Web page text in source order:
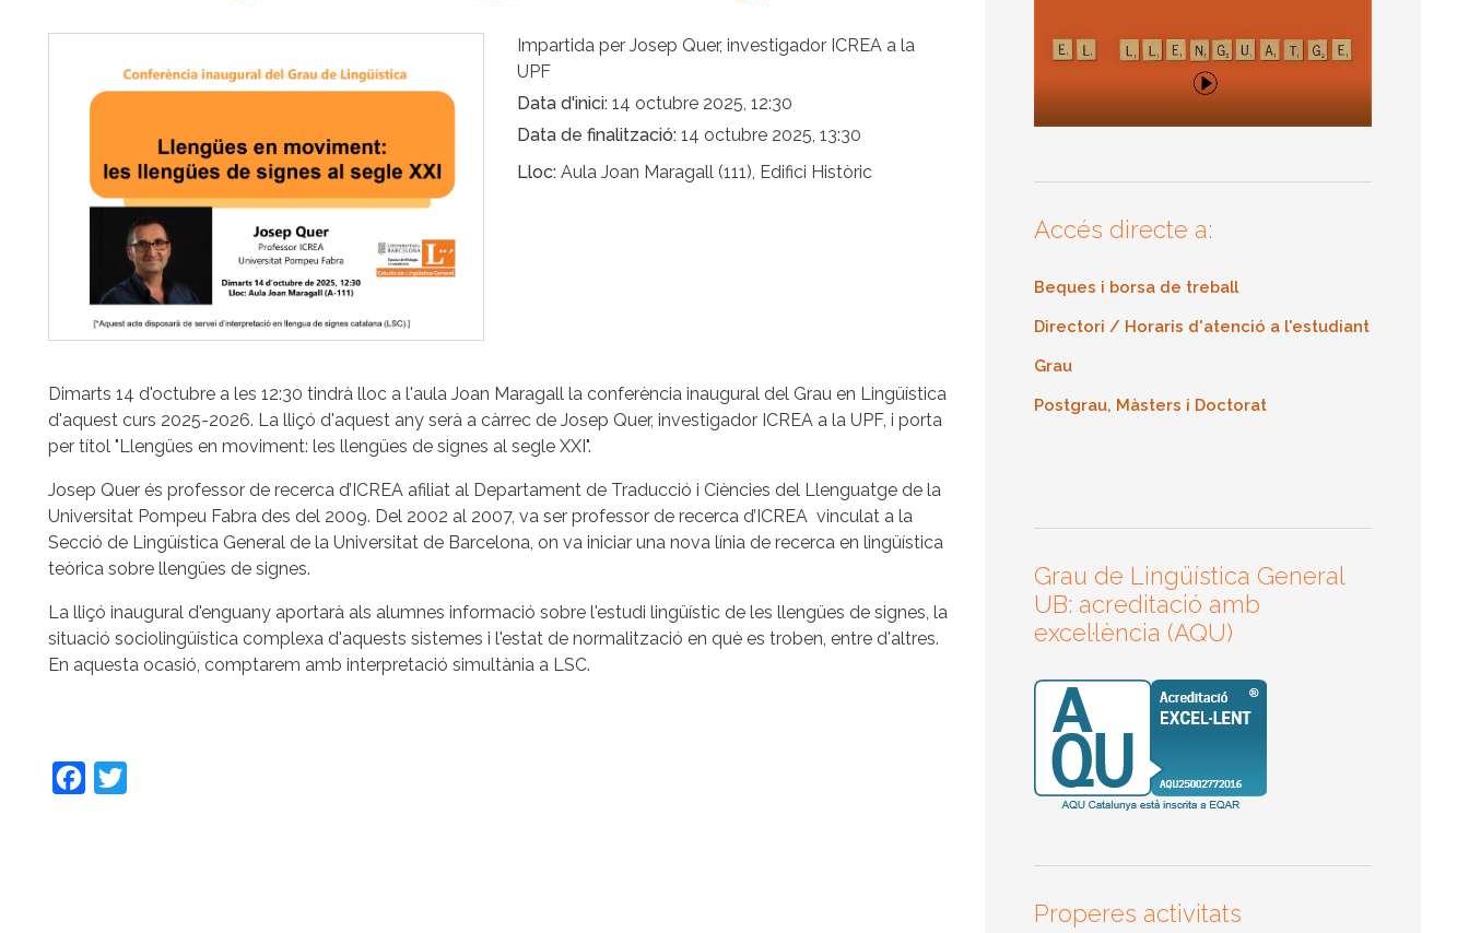
Impartida per Josep Quer, investigador ICREA a la
UPF
Data d'inici 14 octubre 2025, 12:30
Data de finalització 14 octubre 2025, 13:30
Lloc Aula Joan Maragall (111), Edifici Històric
Dimarts 14 d'octubre a les 12:30 tindrà lloc a l'aula Joan Maragall la conferència inaugural del Grau en Lingüística
d'aquest curs 2025-2026. La lliçó d'aquest any serà a càrrec de Josep Quer, investigador ICREA a la UPF, i porta
per títol "Llengües en moviment: les llengües de signes al segle XXI".
Josep Quer és professor de recerca d’ICREA afiliat al Departament de Traducció i Ciències del Llenguatge de la
Universitat Pompeu Fabra des del 2009. Del 2002 al 2007, va ser professor de recerca d’ICREA vinculat a la
Secció de Lingüística General de la Universitat de Barcelona, on va iniciar una nova línia de recerca en lingüística
teòrica sobre llengües de signes.
La lliçó inaugural d'enguany aportarà als alumnes informació sobre l'estudi lingüístic de les llengües de signes, la
situació sociolingüística complexa d'aquests sistemes i l'estat de normalització en què es troben, entre d'altres.
En aquesta ocasió, comptarem amb interpretació simultània a LSC.
Facebook
Accés directe a:
Beques i borsa de treball
Directori / Horaris d'atenció a l'estudiant
Grau
Postgrau, Màsters i Doctorat
Grau de Lingüística General
UB: acreditació amb
excel·lència (AQU)
Properes activitats